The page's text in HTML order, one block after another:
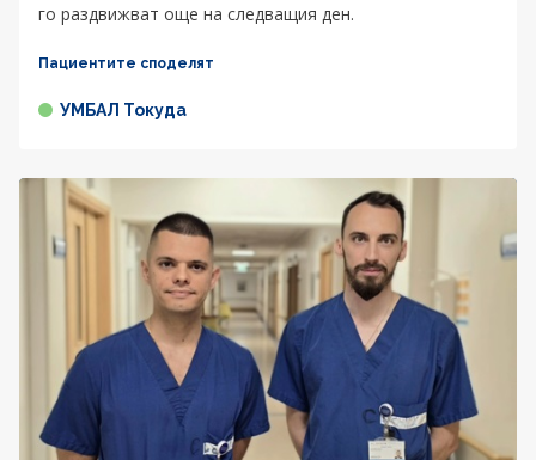
го раздвижват още на следващия ден.
Пациентите споделят
УМБАЛ Токуда